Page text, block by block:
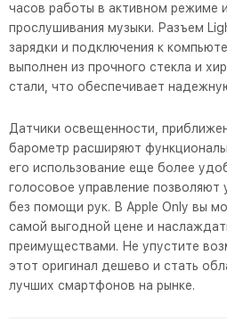
часов работы в активном режиме
прослушивания музыки. Разъем
зарядки и подключения к
выполнен из прочного стекла и
стали, что обеспечивает
Датчики освещенности,
барометр расширяют
его использование еще более
голосовое управление позволяют
без помощи рук. В Apple Only вы
самой выгодной цене и
преимуществами. Не упустите
этот оригинал дешево и стать
лучших смартфонов на рынке.